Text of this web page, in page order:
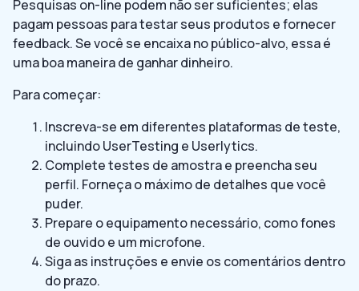
Pesquisas on-line podem não ser suficientes; elas
pagam pessoas para testar seus produtos e fornecer
feedback. Se você se encaixa no público-alvo, essa é
uma boa maneira de ganhar dinheiro.
Para começar:
Inscreva-se em diferentes plataformas de teste,
incluindo UserTesting e Userlytics.
Complete testes de amostra e preencha seu
perfil. Forneça o máximo de detalhes que você
puder.
Prepare o equipamento necessário, como fones
de ouvido e um microfone.
Siga as instruções e envie os comentários dentro
do prazo.